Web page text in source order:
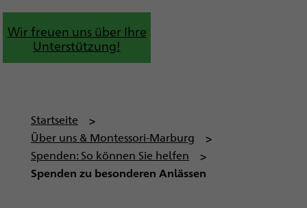
Wir freuen uns über Ihre
Unterstützung!
P
f
a
d
Startseite
Über uns & Montessori-Marburg
Spenden: So können Sie helfen
Spenden zu besonderen Anlässen